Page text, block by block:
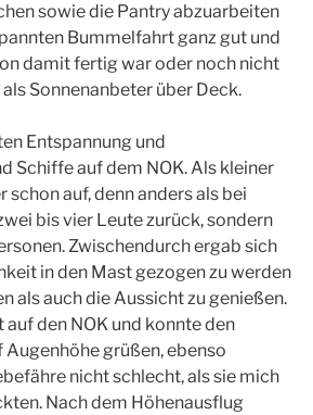
sowie die Pantry abzuarbeiten
Bummelfahrt ganz gut und
damit fertig war oder noch nicht
Sonnenanbeter über Deck.
Entspannung und
Schiffe auf dem NOK. Als kleiner
auf, denn anders als bei
bis vier Leute zurück, sondern
Zwischendurch ergab sich
in den Mast gezogen zu werden
als auch die Aussicht zu genießen.
den NOK und konnte den
grüßen, ebenso
nicht schlecht, als sie mich
Nach dem Höhenausflug